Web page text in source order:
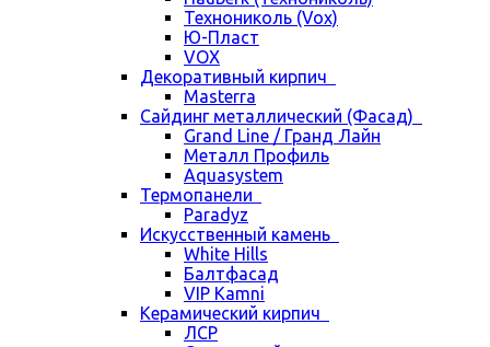
Технониколь (Vox)
Ю-Пласт
VOX
Декоративный кирпич
Masterra
Сайдинг металлический (Фасад)
Grand Line / Гранд Лайн
Металл Профиль
Aquasystem
Термопанели
Paradyz
Искусственный камень
White Hills
Балтфасад
VIP Kamni
Керамический кирпич
ЛСР